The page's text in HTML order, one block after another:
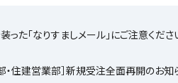
った「なりすましメール」にご注意くださ
・住建営業部］新規受注全面再開のお知